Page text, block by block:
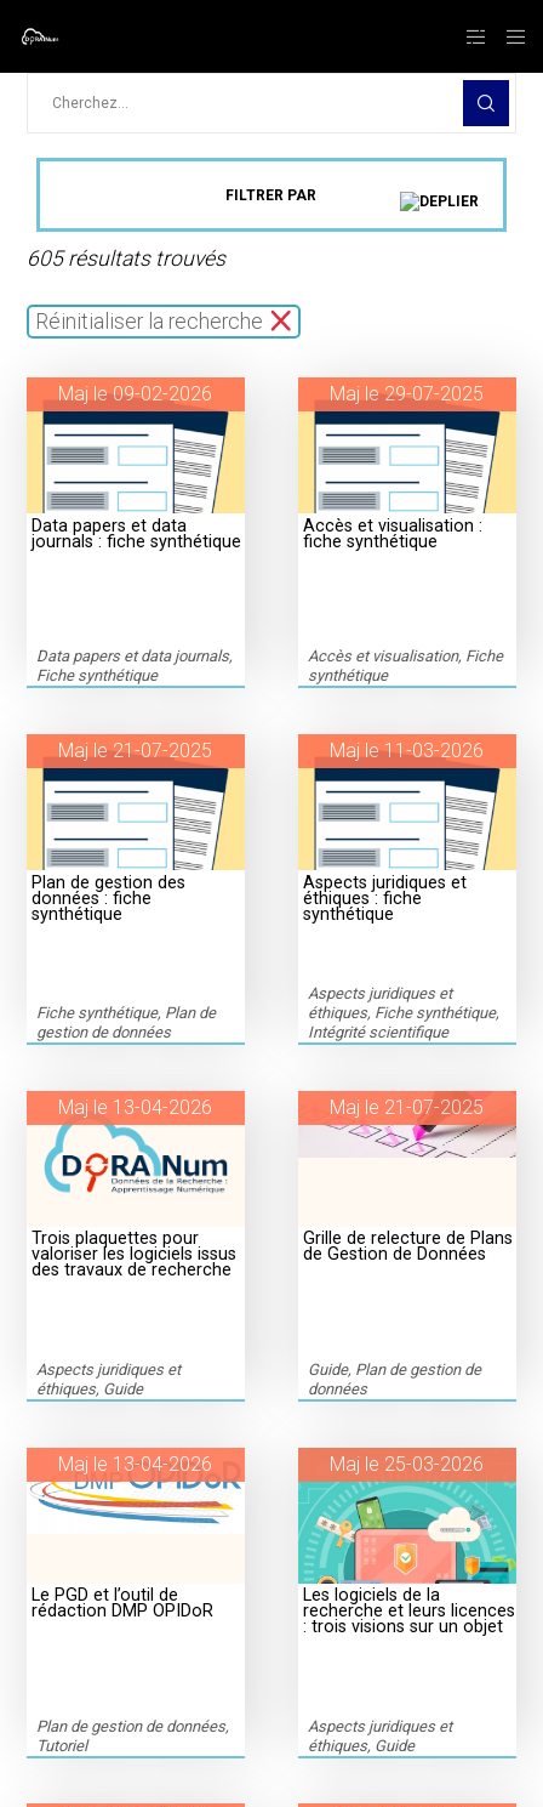
FILTRER PAR
605 résultats trouvés
Réinitialiser la recherche
Maj le 09-02-2026
Data papers et data
journals : fiche synthétique
Data papers et data journals,
Fiche synthétique
Maj le 29-07-2025
Accès et visualisation :
fiche synthétique
Accès et visualisation, Fiche
synthétique
Maj le 21-07-2025
Plan de gestion des
données : fiche
synthétique
Fiche synthétique, Plan de
gestion de données
Maj le 11-03-2026
Aspects juridiques et
éthiques : fiche
synthétique
Aspects juridiques et
éthiques, Fiche synthétique,
Intégrité scientifique
Maj le 13-04-2026
Trois plaquettes pour
valoriser les logiciels issus
des travaux de recherche
Aspects juridiques et
éthiques, Guide
Maj le 21-07-2025
Grille de relecture de Plans
de Gestion de Données
Guide, Plan de gestion de
données
Maj le 13-04-2026
Le PGD et l’outil de
rédaction DMP OPIDoR
Plan de gestion de données,
Tutoriel
Maj le 25-03-2026
Les logiciels de la
recherche et leurs licences
: trois visions sur un objet
Aspects juridiques et
éthiques, Guide